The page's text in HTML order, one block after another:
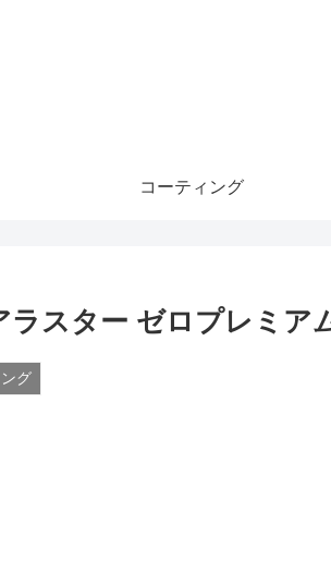
コーティング
ラスター ゼロプレミア
グ